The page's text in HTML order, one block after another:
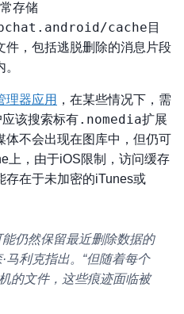
存储
cache 目
件，包括逃脱删除的消息片段
理器应用 ，在某些情况下，需
应该搜索标有.nomedia扩展
不会出现在图库中，但仍可
上，由于iOS限制，访问缓存
存在于未加密的iTunes或
仍然保留最近删除数据的
马利克指出。“但随着每个
的文件，这些痕迹面临被